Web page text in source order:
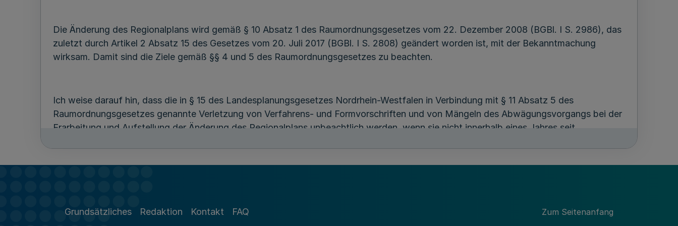
Die Änderung des Regionalplans wird gemäß § 10 Absatz 1 des Raumordnungsgesetzes vom 22. Dezember 2008 (BGBl. I S. 2986), das
zuletzt durch Artikel 2 Absatz 15 des Gesetzes vom 20. Juli 2017 (BGBl. I S. 2808) geändert worden ist, mit der Bekanntmachung
wirksam. Damit sind die Ziele gemäß §§ 4 und 5 des Raumordnungsgesetzes zu beachten.
Ich weise darauf hin, dass die in § 15 des Landesplanungsgesetzes Nordrhein-Westfalen in Verbindung mit § 11 Absatz 5 des
Raumordnungsgesetzes genannte Verletzung von Verfahrens- und Formvorschriften und von Mängeln des Abwägungsvorgangs bei der
Erarbeitung und Aufstellung der Änderung des Regionalplans unbeachtlich werden, wenn sie nicht innerhalb eines Jahres seit
Nordrhein-Westfalen erhoben werden. Die Klage ist innerhalb eines Jahres nach Bekanntmachung zu erheben.
Grundsätzliches Redaktion Kontakt FAQ Zum Seitenanfang